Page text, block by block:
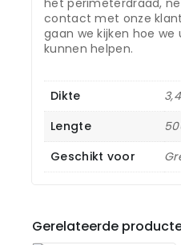
het perimeterdraad,
contact met onze
gaan we kijken hoe we
kunnen helpen.
Dikte
Lengte
Geschikt voor
Gerelateerde